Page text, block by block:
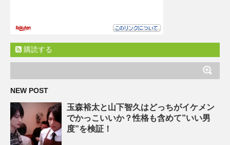
購読する
NEW POST
玉森裕太と山下智久はどっちがイケメン
でかっこいいか？性格も含めて”いい男
度”を検証！